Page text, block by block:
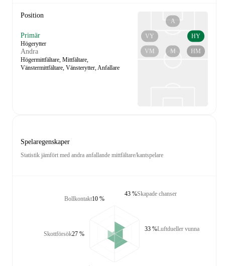
Position
Primär
Högerytter
Andra
Högermittfältare, Mittfältare,
Vänstermittfältare, Vänsterytter, Anfallare
HM
M
VM
HY
VY
A
Spelaregenskaper
Statistik jämfört med andra anfallande mittfältare/kantspelare
Bollkontakt10 %
Skottförsök27 %
Skapade chanser
43 %
Luftdueller vunna
33 %